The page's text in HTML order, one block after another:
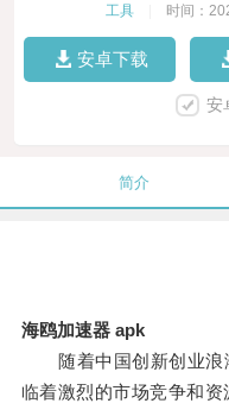
工具 时间：
安卓下载
安
简介
海鸥加速器 apk
随着中国创新创业浪
临着激烈的市场竞争和资